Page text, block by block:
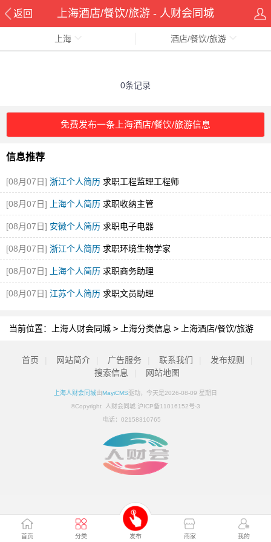
上海 酒店/餐饮/旅游
0条记录
免费发布一条上海酒店/餐饮/旅游信息
信息推荐
[08月07日] 浙江个人简历 求职工程监理工程师
[08月07日] 上海个人简历 求职收纳主管
[08月07日] 安徽个人简历 求职电子电器
[08月07日] 浙江个人简历 求职环境生物学家
[08月07日] 上海个人简历 求职商务助理
[08月07日] 江苏个人简历 求职文员助理
当前位置： 上海人财会同城 > 上海分类信息 > 上海酒店/餐饮/旅游
返回 上海酒店/餐饮/旅游 - 人财会同城
首页 分类 发布 商家 我的
首页 网站简介 广告服务 联系我们 发布规则
搜索信息
网站地图
上海人财会同城由MayiCMS驱动，今天是2026-08-09 星期日
©Copyright 人财会同城 沪ICP备11016152号-3
电话： 02158310765